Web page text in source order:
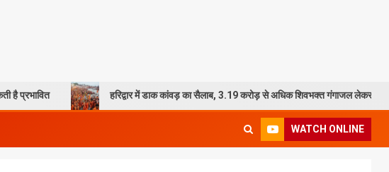
हरिद्वार में डाक कांवड़ का सैलाब, 3.19 करोड़ से अधिक शिवभक्त गंगाजल लेकर रवाना
WATCH ONLINE